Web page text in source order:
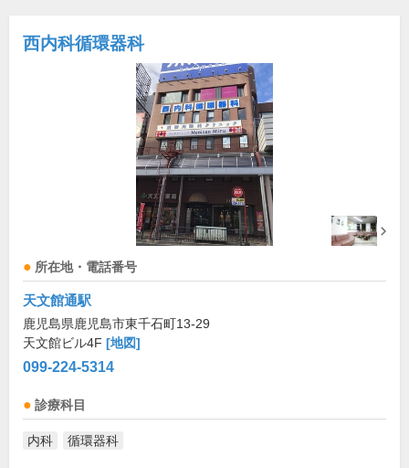
西内科循環器科
所在地・電話番号
天文館通駅
鹿児島県鹿児島市東千石町13-29
天文館ビル4F [地図]
099-224-5314
診療科目
内科 循環器科